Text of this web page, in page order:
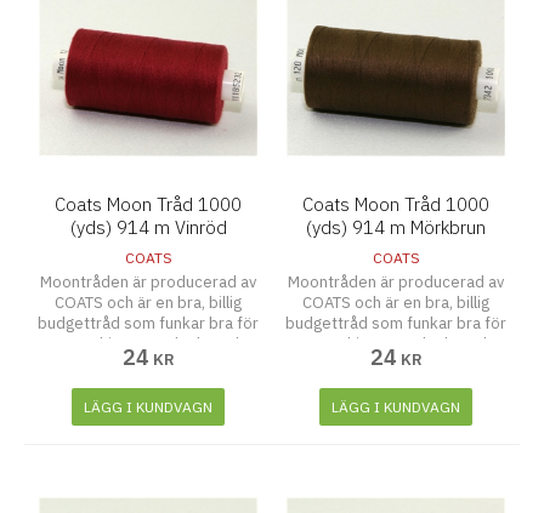
Coats Moon Tråd 1000
(yds) 914 m Vinröd
COATS
Moontråden är producerad av
COATS och är en bra, billig
budgettråd som funkar bra för
symaskiner, overlocks och
även att sy för hand.
24 KR
LÄGG I KUNDVAGN
Coats Moon Tråd 1000
(yds) 914 m Mörkbrun
COATS
Moontråden är producerad av
COATS och är en bra, billig
budgettråd som funkar bra för
symaskiner, overlocks och
även att sy för hand.
24 KR
LÄGG I KUNDVAGN